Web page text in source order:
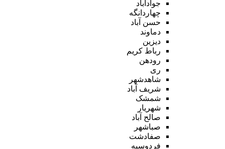
جوادآباد
چهاردانگه
حسن آباد
دماوند
دیزین
رباط کریم
رودهن
ری
شاهدشهر
شریف آباد
شمشک
شهریار
صالح آباد
صباشهر
صفادشت
فردوسیه